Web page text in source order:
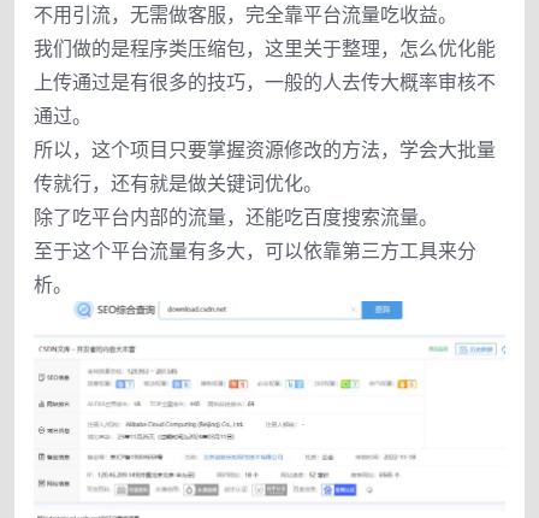
不用引流，无需做客服，完全靠平台流量吃收益。
我们做的是程序类压缩包，这里关于整理，怎么优化能
上传通过是有很多的技巧，一般的人去传大概率审核不
通过。
所以，这个项目只要掌握资源修改的方法，学会大批量
传就行，还有就是做关键词优化。
除了吃平台内部的流量，还能吃百度搜索流量。
至于这个平台流量有多大，可以依靠第三方工具来分
析。